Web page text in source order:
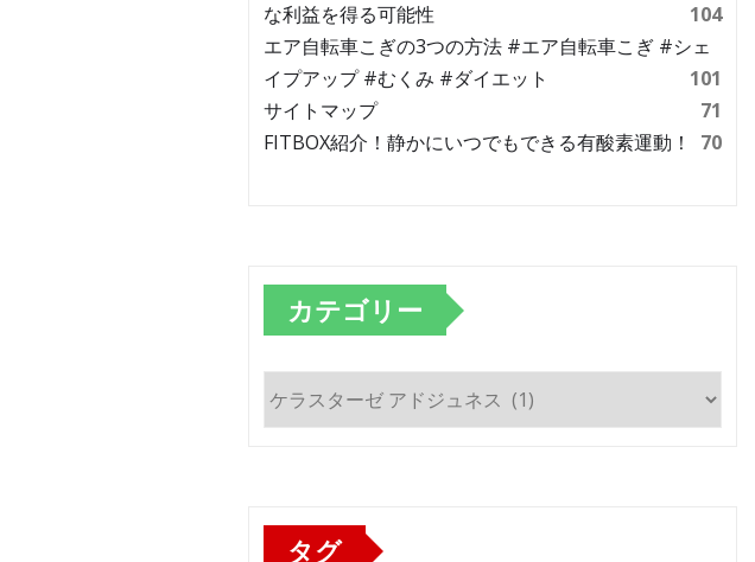
な利益を得る可能性
104
エア自転車こぎの3つの方法 #エア自転車こぎ #シェ
イプアップ #むくみ #ダイエット
101
サイトマップ
71
FITBOX紹介！静かにいつでもできる有酸素運動！
70
カテゴリー
テ
タグ